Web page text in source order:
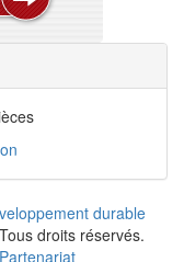
durable
droits réservés.
Partenariat